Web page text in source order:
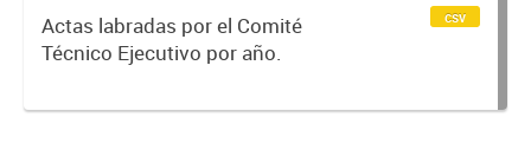
Actas labradas por el Comité
Técnico Ejecutivo por año.
csv